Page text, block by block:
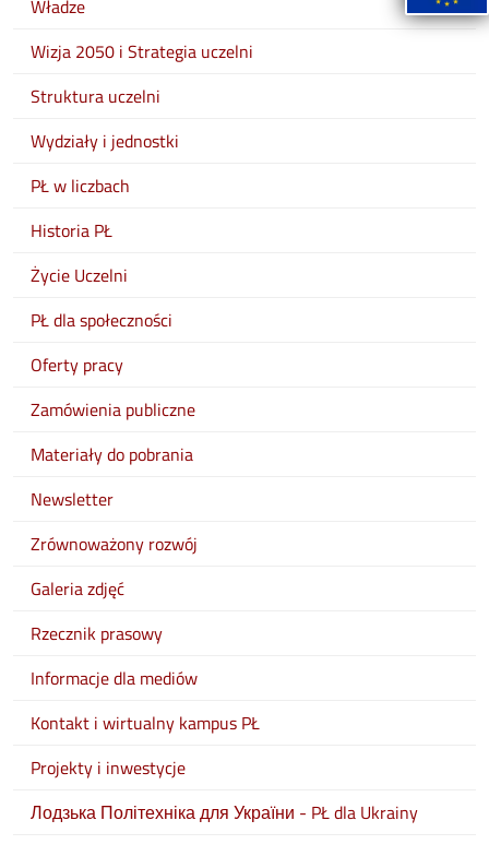
Władze
Wizja 2050 i Strategia uczelni
Struktura uczelni
Wydziały i jednostki
PŁ w liczbach
Historia PŁ
Życie Uczelni
PŁ dla społeczności
Oferty pracy
Zamówienia publiczne
Materiały do pobrania
Newsletter
Zrównoważony rozwój
Galeria zdjęć
Rzecznik prasowy
Informacje dla mediów
Kontakt i wirtualny kampus PŁ
Projekty i inwestycje
Лодзька Політехніка для України - PŁ dla Ukrainy